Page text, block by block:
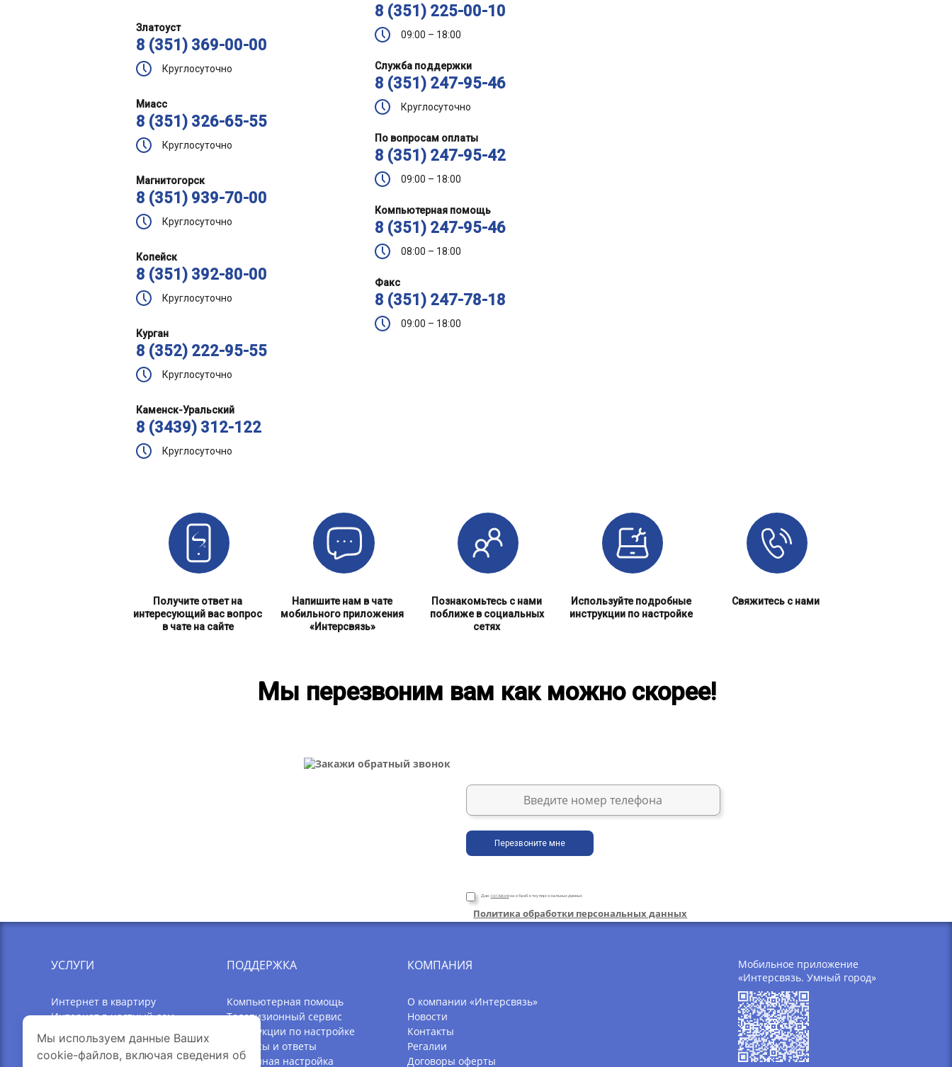
Златоуст
8 (351) 369-00-00
Круглосуточно
Миасс
8 (351) 326-65-55
Круглосуточно
Магнитогорск
8 (351) 939-70-00
Круглосуточно
Копейск
8 (351) 392-80-00
Круглосуточно
Курган
8 (352) 222-95-55
Круглосуточно
Каменск-Уральский
8 (3439) 312-122
Круглосуточно
8 (351) 225-00-10
09:00 – 18:00
Служба поддержки
8 (351) 247-95-46
Круглосуточно
По вопросам оплаты
8 (351) 247-95-42
09:00 – 18:00
Компьютерная помощь
8 (351) 247-95-46
08:00 – 18:00
Факс
8 (351) 247-78-18
09:00 – 18:00
Получите ответ на
интересующий вас вопрос
в чате на сайте
Напишите нам в чате
мобильного приложения
«Интерсвязь»
Познакомьтесь с нами
поближе в социальных
сетях
Используйте подробные
инструкции по настройке
Свяжитесь с нами
Мы перезвоним вам как можно скорее!
Даю согласиена обработку персональных данных
Политика обработки персональных данных
Мы используем данные Ваших
cookie-файлов, включая сведения об
УСЛУГИ
Интернет в квартиру
Интернет в частный дом
Акции
Оборудование Wi-Fi
ПОДДЕРЖКА
Компьютерная помощь
Телевизионный сервис
Инструкции по настройке
Вопросы и ответы
Удаленная настройка
КОМПАНИЯ
О компании «Интерсвязь»
Новости
Контакты
Регалии
Договоры оферты
Мобильное приложение
«Интерсвязь. Умный город»